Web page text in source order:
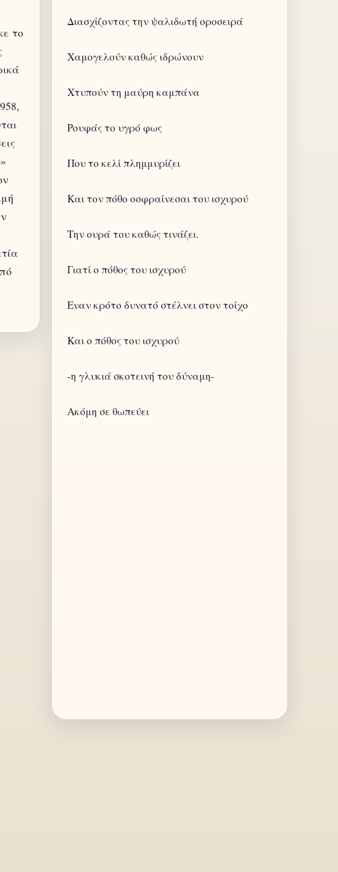
το
Διασχίζοντας την ψαλιδωτή οροσειρά
Χαμογελούν καθώς ιδρώνουν
Χτυπούν τη μαύρη καμπάνα
Ρουφάς το υγρό φως
Που το κελί πλημμυρίζει
Και τον πόθο οσφραίνεσαι του ισχυρού
Την ουρά του καθώς τινάζει.
Γιατί ο πόθος του ισχυρού
Εναν κρότο δυνατό στέλνει στον τοίχο
Και ο πόθος του ισχυρού
-η γλυκιά σκοτεινή του δύναμη-
Ακόμη σε θωπεύει